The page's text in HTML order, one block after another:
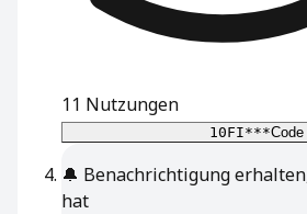
11 Nutzungen
10FI***
🔔 Benachrichtigung
hat